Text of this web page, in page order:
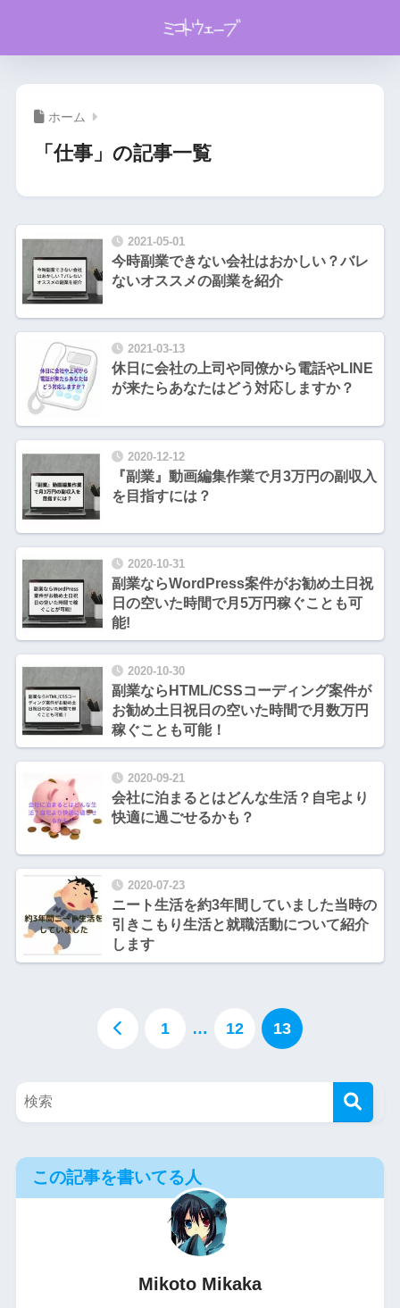
ホーム
「仕事」の記事一覧
2021-05-01
今時副業できない会社はおかしい？バレ
ないオススメの副業を紹介
2021-03-13
休日に会社の上司や同僚から電話やLINE
が来たらあなたはどう対応しますか？
2020-12-12
『副業』動画編集作業で月3万円の副収入
を目指すには？
2020-10-31
副業ならWordPress案件がお勧め土日祝
日の空いた時間で月5万円稼ぐことも可
能!
2020-10-30
副業ならHTML/CSSコーディング案件が
お勧め土日祝日の空いた時間で月数万円
稼ぐことも可能！
2020-09-21
会社に泊まるとはどんな生活？自宅より
快適に過ごせるかも？
2020-07-23
ニート生活を約3年間していました当時の
引きこもり生活と就職活動について紹介
します
1 … 12 13
この記事を書いてる人
Mikoto Mikaka